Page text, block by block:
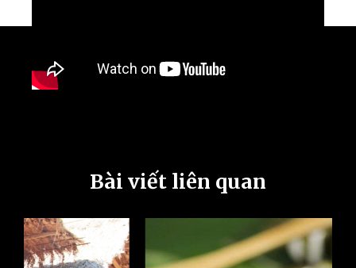
Bài viết liên quan